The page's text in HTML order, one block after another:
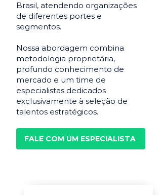
Brasil, atendendo organizações
de diferentes portes e
segmentos.
Nossa abordagem combina
metodologia proprietária,
profundo conhecimento de
mercado e um time de
especialistas dedicados
exclusivamente à seleção de
talentos estratégicos.
FALE COM UM ESPECIALISTA